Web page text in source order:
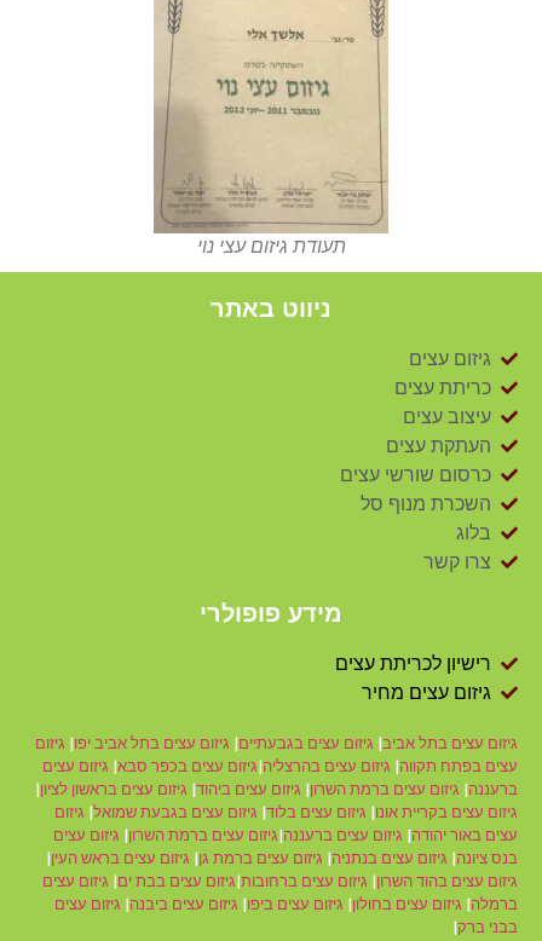
תעודת גיזום עצי נוי
ניווט באתר
גיזום עצים
כריתת עצים
עיצוב עצים
העתקת עצים
כרסום שורשי עצים
השכרת מנוף סל
בלוג
צרו קשר
מידע פופולרי
רישיון לכריתת עצים
גיזום עצים מחיר
גיזום עצים בתל אביב| גיזום עצים בגבעתיים| גיזום עצים בתל אביב יפו| גיזום
עצים בפתח תקווה| גיזום עצים בהרצליה|גיזום עצים בכפר סבא| גיזום עצים
ברעננה| גיזום עצים ברמת השרון| גיזום עצים ביהוד| גיזום עצים בראשון לציון|
גיזום עצים בקריית אונו| גיזום עצים בלוד| גיזום עצים בגבעת שמואל| גיזום
עצים באור יהודה| גיזום עצים ברעננה|גיזום עצים ברמת השרון| גיזום עצים
בנס ציונה| גיזום עצים בנתניה| גיזום עצים ברמת גן| גיזום עצים בראש העין|
גיזום עצים בהוד השרון| גיזום עצים ברחובות|גיזום עצים בבת ים| גיזום עצים
ברמלה| גיזום עצים בחולון| גיזום עצים ביפו| גיזום עצים ביבנה| גיזום עצים
בבני ברק|